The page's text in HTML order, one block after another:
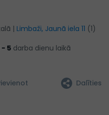
| Limbaži, Jaunā iela 11 (1)
- 5 darba dienu laikā
Dalīties